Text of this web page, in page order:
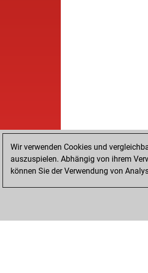
Wir verwenden Cookies und
auszuspielen. Abhängig von ihrem
können Sie der Verwendung von